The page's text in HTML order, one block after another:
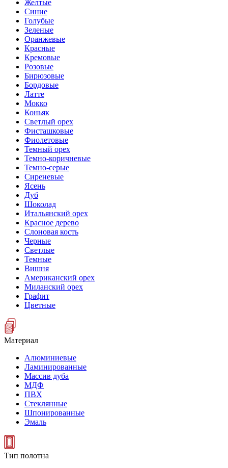
Желтые
Синие
Голубые
Зеленые
Оранжевые
Красные
Кремовые
Розовые
Бирюзовые
Бордовые
Латте
Мокко
Коньяк
Светлый орех
Фисташковые
Фиолетовые
Темный орех
Темно-коричневые
Темно-серые
Сиреневые
Ясень
Дуб
Шоколад
Итальянский орех
Красное дерево
Слоновая кость
Черные
Светлые
Темные
Вишня
Американский орех
Миланский орех
Графит
Цветные
Материал
Алюминиевые
Ламинированные
Массив дуба
МДФ
ПВХ
Стеклянные
Шпонированные
Эмаль
Тип полотна